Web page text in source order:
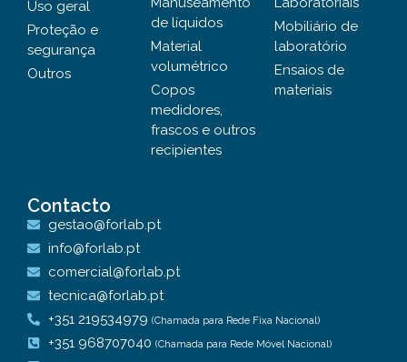
Uso geral
Proteção e
segurança
Outros
de líquidos
Material
volumétrico
Copos
medidores,
frascos e outros
recipientes
Mobiliário de
laboratório
Ensaios de
materiais
Contacto
gestao@forlab.pt
info@forlab.pt
comercial@forlab.pt
tecnica@forlab.pt
+351 219534979 (Chamada para Rede Fixa Nacional)
+351 968707040 (Chamada para Rede Móvel Nacional)